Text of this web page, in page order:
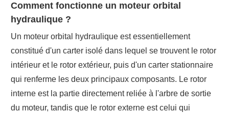
Comment fonctionne un moteur orbital
hydraulique ?
Un moteur orbital hydraulique est essentiellement
constitué d'un carter isolé dans lequel se trouvent le rotor
intérieur et le rotor extérieur, puis d'un carter stationnaire
qui renferme les deux principaux composants. Le rotor
interne est la partie directement reliée à l'arbre de sortie
du moteur, tandis que le rotor externe est celui qui